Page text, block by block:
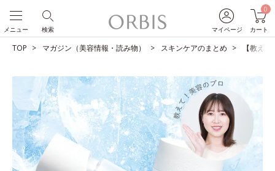
マイページ
0
カート
検索
メニュー
TOP マガジン（美容情報・読み物） スキンケアのまとめ 【教え